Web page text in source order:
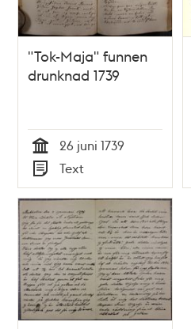
"Tok-Maja" funnen
drunknad 1739
Tid
26 juni 1739
Typ
Text